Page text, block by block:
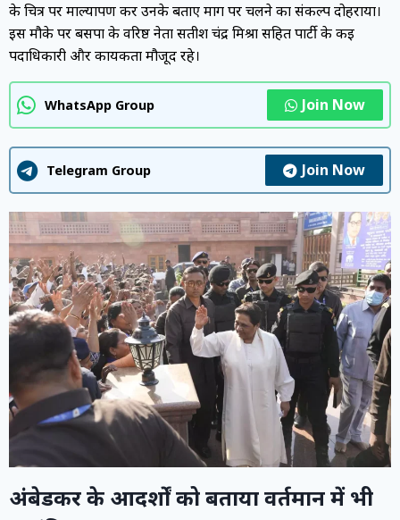
के चित्र पर माल्यार्पण कर उनके बताए मार्ग पर चलने का संकल्प दोहराया।
इस मौके पर बसपा के वरिष्ठ नेता सतीश चंद्र मिश्रा सहित पार्टी के कई
पदाधिकारी और कार्यकर्ता मौजूद रहे।
WhatsApp Group Join Now
Telegram Group Join Now
अंबेडकर के आदर्शों को बताया वर्तमान में भी